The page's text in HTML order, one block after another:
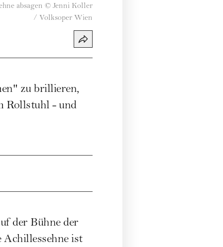
absagen © Jenni Koller
/ Volksoper Wien
zu brillieren,
Rollstuhl - und
der Bühne der
Achillessehne ist